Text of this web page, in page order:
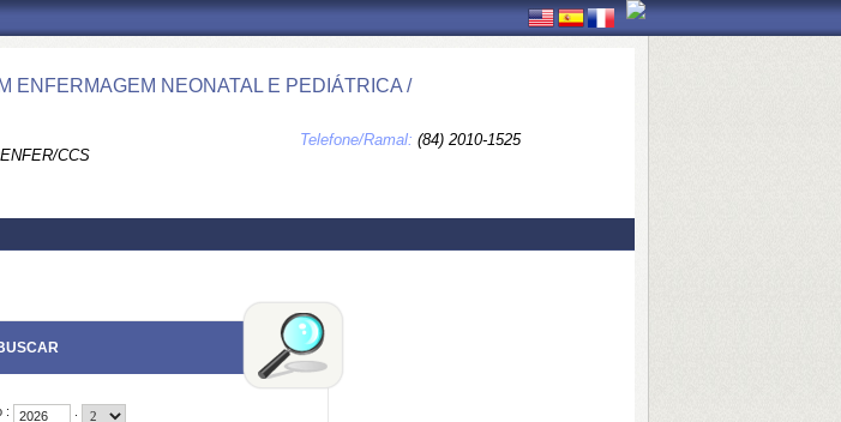
ENFERMAGEM NEONATAL E PEDIÁTRICA /
CCS
Telefone/Ramal: (84) 2010-1525
: